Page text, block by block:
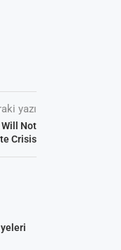
yazı
Will Not
Crisis